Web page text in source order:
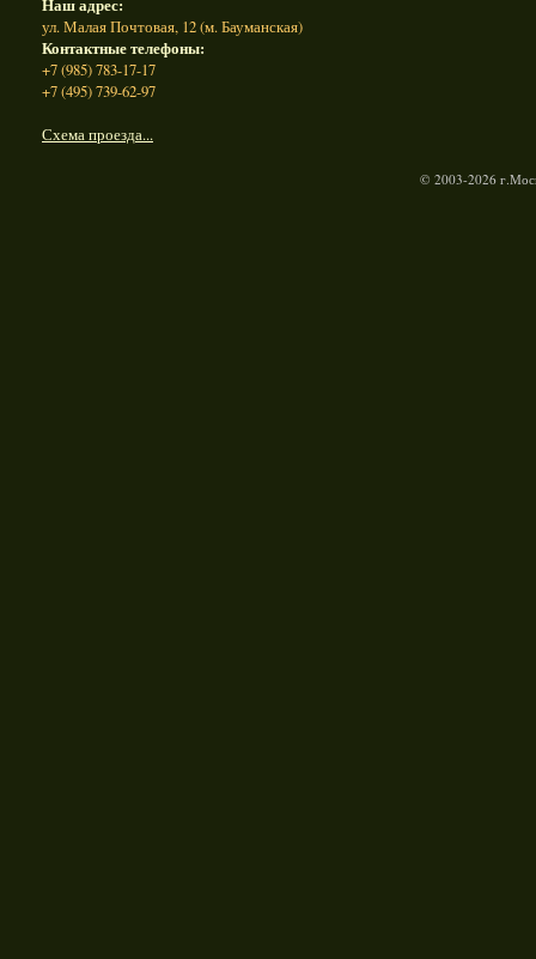
Наш адрес:
ул. Малая Почтовая, 12 (м. Бауманская)
Контактные телефоны:
+7 (985) 783-17-17
+7 (495) 739-62-97
Схема проезда...
© 2003-2026